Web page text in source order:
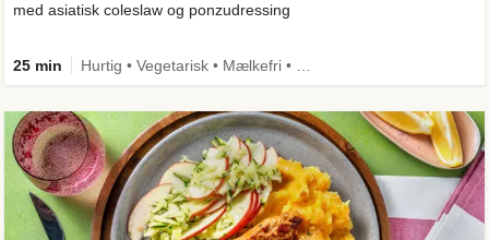
med asiatisk coleslaw og ponzudressing
25 min